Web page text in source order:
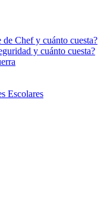
de Chef y cuánto cuesta?
y cuánto cuesta?
Escolares